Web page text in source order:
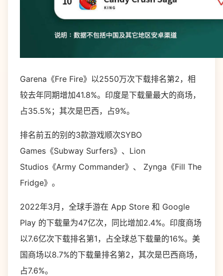
Garena《Fre Fire》以2550万次下载排名第2，相
较去年同期增加41.8%。印度是下载量最大的商场，
占35.5%；其次是巴西，占9%。
排名前五的别的3款游戏顺次SYBO
Games《Subway Surfers》、Lion
Studios《Army Commander》、 Zynga《Fill The
Fridge》。
2022年3月，全球手游在 App Store 和 Google
Play 的下载量为47亿次，同比增加2.4%。印度商场
以7.6亿次下载排名第1，占全球总下载量的16%。美
国商场以8.7%的下载量排名第2，其次是巴西商场，
占7.6%。